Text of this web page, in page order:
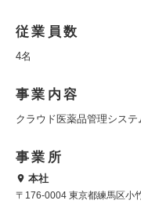
従業員数
4名
事業内容
クラウド医薬品管理システ
事業所
本社
〒176-0004 東京都練馬区小